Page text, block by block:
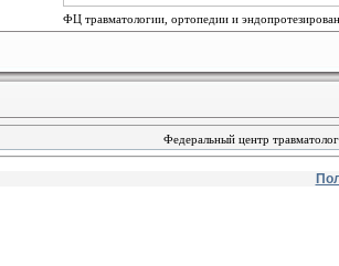
ФЦ травматологии, ортопедии и
Федеральный центр